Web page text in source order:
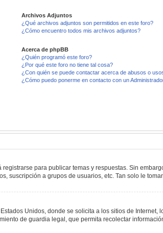
Archivos Adjuntos
¿Qué archivos adjuntos son permitidos en este foro?
¿Cómo encuentro todos mis archivos adjuntos?
Acerca de phpBB
¿Quién programó este foro?
¿Por qué este foro no tiene tal cosa?
¿Con quién se puede contactar acerca de abusos o
¿Cómo puedo ponerme en contacto con un
para publicar temas y respuestas. Sin
suscripción a grupos de usuarios, etc. Tan solo le
Unidos, donde se solicita a los sitios de
de guardia legal, que permita recolectar